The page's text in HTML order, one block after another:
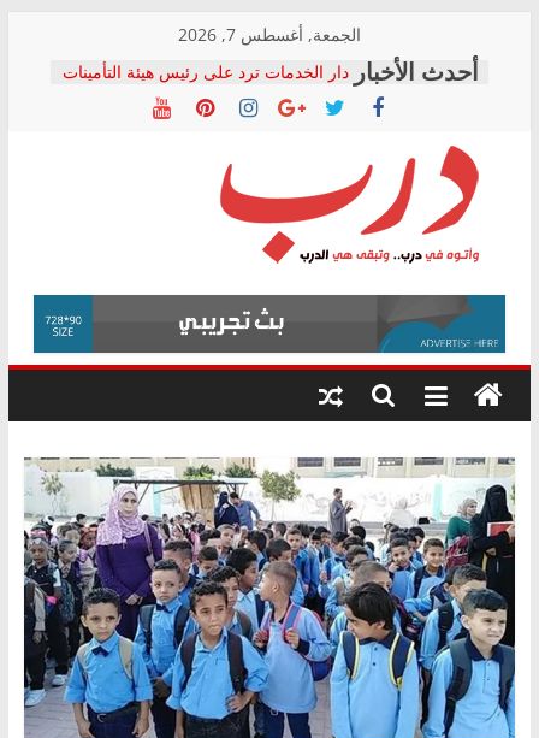
content
الجمعة, أغسطس 7, 2026
دار الخدمات ترد على رئيس هيئة التأمينات
بعد مؤتمره الصحفي: إنكار الأزمة لا ينهي
معاناة أصحاب المعاشات.. ونطالب بكشف
فرحات سليمان يكتب: القطاع الصحي إلى
أين؟
حزب التحالف الشعبي يطلق لجنة “الحق
في الصحة” بالإسكندرية لرصد الانتهاكات
ودعم المرضى
الوزاري لمدينة الصحفيين.. وانتهاء أعمال
إنشاء المبنى الإداري
المجلس القومي لحقوق الإنسان يعلن
متابعة قضية الدكتور محمد زهران.. ويؤكد:
قرينة البراءة وضمانات المحاكمة العادلة
درب
وأتوه
درب..
وتبقى
هي